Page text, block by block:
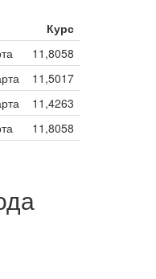
Курс
11,8058
11,5017
11,4263
11,8058